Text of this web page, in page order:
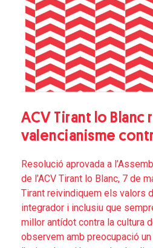
ACV Tirant lo Blanc
valencianisme
Resolució aprovada a
de l’ACV Tirant lo Blanc, 7 de
Tirant reivindiquem els valors
integrador i inclusiu que
millor antídot contra la cultura
observem amb preocupació